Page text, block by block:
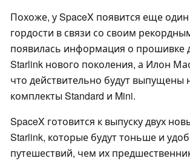
Похоже, у SpaceX появится еще
гордости в связи со своим
появилась информация о прошивке
Starlink нового поколения, а Илон
что действительно будут выпущены
комплекты Standard и Mini.
SpaceX готовится к выпуску двух
Starlink, которые будут тоньше и
путешествий, чем их